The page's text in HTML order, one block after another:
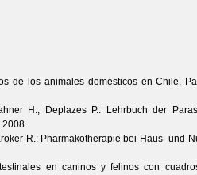
de los animales domesticos en Chile.
H., Deplazes P.: Lehrbuch der
2008.
R.: Pharmakotherapie bei Haus- und
en caninos y felinos con